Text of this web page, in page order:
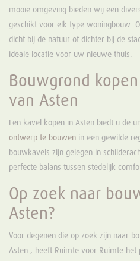
mooie omgeving bieden wij een
geschikt voor elk type woningbouw.
dicht bij de natuur of dichter bij de
ideale locatie voor uw nieuwe thuis.
Bouwgrond
van Asten
Een kavel kopen in Asten biedt u de
ontwerp te bouwen in een gewilde
bouwkavels zijn gelegen in
perfecte balans tussen stedelijk
Op zoek naar
Asten?
Voor degenen die op zoek zijn naar
Asten , heeft Ruimte voor Ruimte het